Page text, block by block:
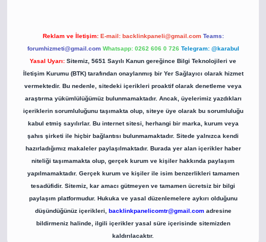
Reklam ve İletişim: E-mail: backlinkpaneli@gmail.com Teams:
forumhizmeti@gmail.com Whatsapp: 0262 606 0 726 Telegram: @karabul
Yasal Uyarı: Sitemiz, 5651 Sayılı Kanun gereğince Bilgi Teknolojileri ve
İletişim Kurumu (BTK) tarafından onaylanmış bir Yer Sağlayıcı olarak hizmet
vermektedir. Bu nedenle, sitedeki içerikleri proaktif olarak denetleme veya
araştırma yükümlülüğümüz bulunmamaktadır. Ancak, üyelerimiz yazdıkları
içeriklerin sorumluluğunu taşımakta olup, siteye üye olarak bu sorumluluğu
kabul etmiş sayılırlar. Bu internet sitesi, herhangi bir marka, kurum veya
şahıs şirketi ile hiçbir bağlantısı bulunmamaktadır. Sitede yalnızca kendi
hazırladığımız makaleler paylaşılmaktadır. Burada yer alan içerikler haber
niteliği taşımamakta olup, gerçek kurum ve kişiler hakkında paylaşım
yapılmamaktadır. Gerçek kurum ve kişiler ile isim benzerlikleri tamamen
tesadüfidir. Sitemiz, kar amacı gütmeyen ve tamamen ücretsiz bir bilgi
paylaşım platformudur. Hukuka ve yasal düzenlemelere aykırı olduğunu
düşündüğünüz içerikleri, backlinkpanelicomtr@gmail.comadresine
bildirmeniz halinde, ilgili içerikler yasal süre içerisinde sitemizden
kaldırılacaktır.